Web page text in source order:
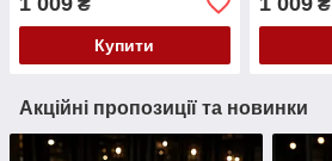
Купити
Акційні пропозиції та новинки